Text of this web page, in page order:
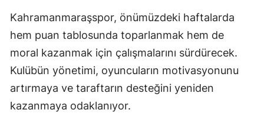
Kahramanmaraşspor, önümüzdeki haftalarda
hem puan tablosunda toparlanmak hem de
moral kazanmak için çalışmalarını sürdürecek.
Kulübün yönetimi, oyuncuların motivasyonunu
artırmaya ve taraftarın desteğini yeniden
kazanmaya odaklanıyor.